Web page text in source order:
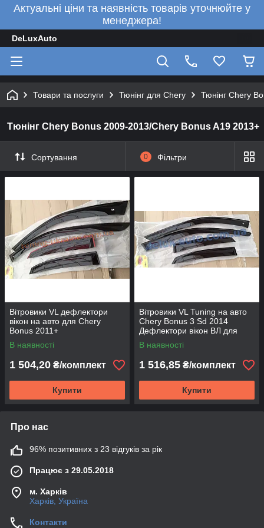
Актуальні ціни та наявність товарів уточнюйте у
менеджера!
DeLuxAuto
Товари та послуги Тюнінг для Chery Тюнінг Chery
Тюнінг Chery Bonus 2009-2013/Chery Bonus A19 2013+
Сортування 0 Фільтри
Вітровики VL дефлектори
вікон на авто для Chery
Bonus 2011+
В наявності
1 504,20 ₴/комплект
Купити
Вітровики VL Tuning на авто
Chery Bonus 3 Sd 2014
Дефлектори вікон ВЛ для
Чері Бонус 3 седан з 2014
В наявності
1 516,85 ₴/комплект
Купити
Про нас
96% позитивних з 23 відгуків за рік
Працює з 29.05.2018
м. Харків
Харків, Україна
Контакти